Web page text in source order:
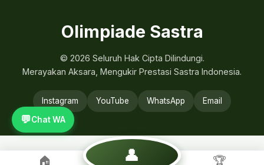
Olimpiade Sastra
© 2026 Seluruh Hak Cipta Dilindungi.
Merayakan Aksara, Mengukir Prestasi Sastra Indonesia.
Instagram YouTube WhatsApp Email
💬Chat WA
🏠 👤 🏆